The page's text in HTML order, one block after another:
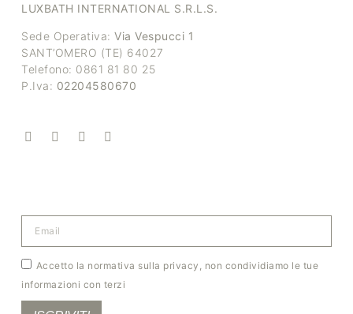
LUXBATH INTERNATIONAL S.R.L.S.
Sede Operativa: Via Vespucci 1
SANT’OMERO (TE) 64027
Telefono: 0861 81 80 25
P.Iva: 02204580670
Accetto la normativa sulla privacy, non condividiamo le tue
informazioni con terzi